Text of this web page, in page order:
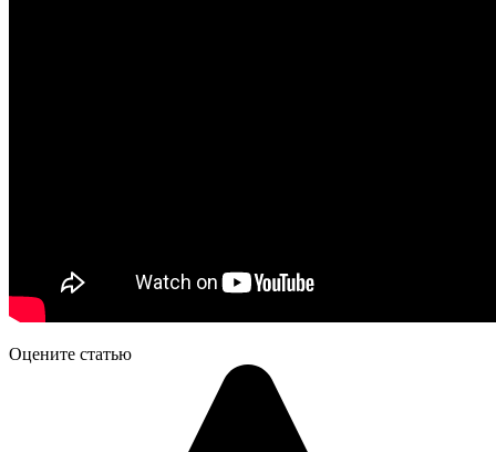
Оцените статью